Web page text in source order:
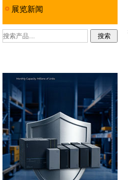
展览新闻